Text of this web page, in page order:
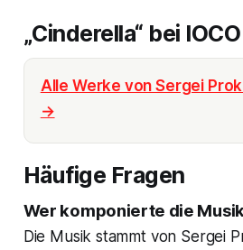
„Cinderella“ bei IOCO
Alle Werke von Sergei
→
Häufige Fragen
Wer komponierte die Musik
Die Musik stammt von Sergei